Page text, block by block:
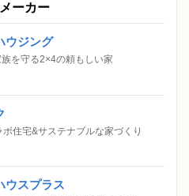
ーカー
ウジング
を守る2×4の頼もしい家
ボ住宅&サステナブルな家づくり
ウスプラス